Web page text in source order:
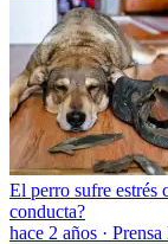
El perro sufre estrés
conducta?
hace 2 años ·